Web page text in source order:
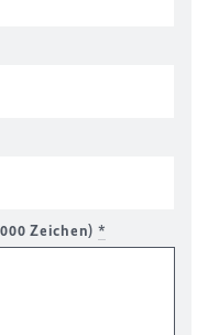
Zeichen) *